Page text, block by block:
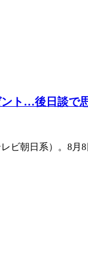
ト…後日談で
ビ朝日系）。8